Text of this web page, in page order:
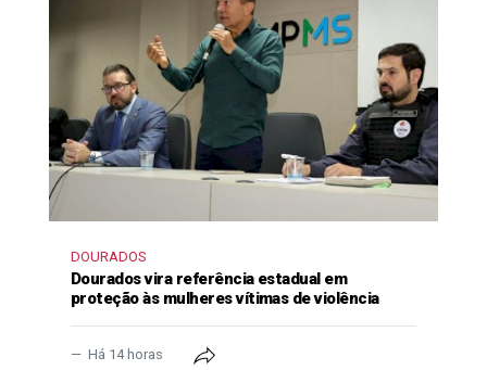
DOURADOS
Dourados vira referência estadual em
proteção às mulheres vítimas de violência
Há 14 horas